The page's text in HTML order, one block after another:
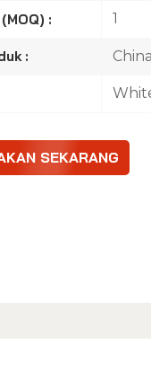
: 1
: China
SEKARANG